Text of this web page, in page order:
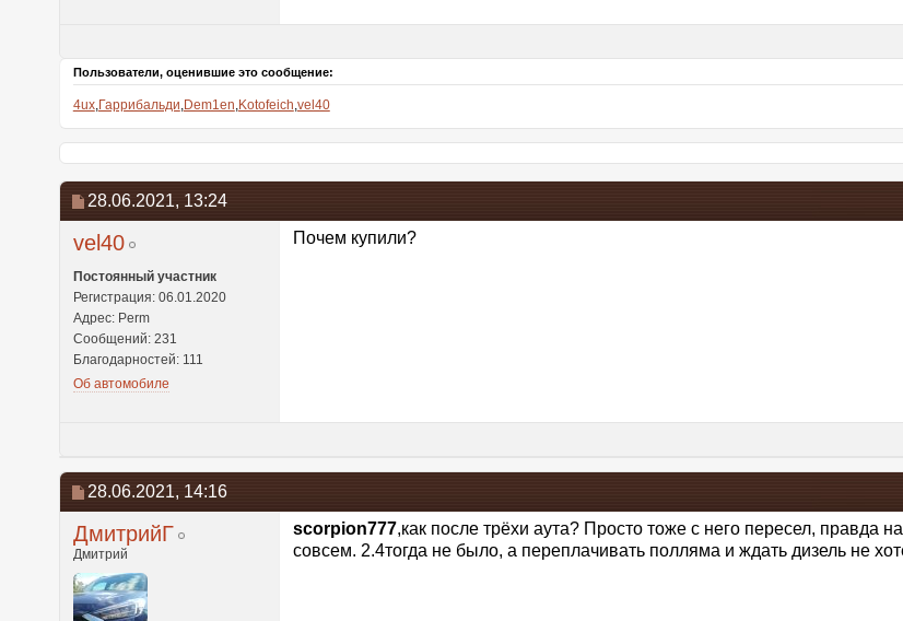
Пользователи, оценившие это сообщение:
4ux,Гаррибальди,Dem1en,Kotofeich,vel40
28.06.2021, 13:24
vel40
Постоянный участник
Регистрация: 06.01.2020
Адрес: Perm
Сообщений: 231
Благодарностей: 111
Об автомобиле
Почем купили?
28.06.2021, 14:16
ДмитрийГ
Дмитрий
scorpion777,как после трёхи аута? Просто тоже с него пересел, правда
совсем. 2.4тогда не было, а переплачивать полляма и ждать дизель не